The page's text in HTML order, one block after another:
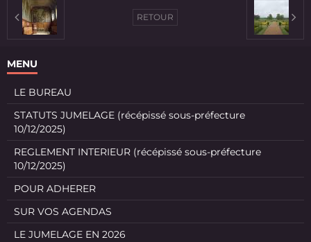
RETOUR
MENU
LE BUREAU
STATUTS JUMELAGE (récépissé sous-préfecture
10/12/2025)
REGLEMENT INTERIEUR (récépissé sous-préfecture
10/12/2025)
POUR ADHERER
SUR VOS AGENDAS
LE JUMELAGE EN 2026